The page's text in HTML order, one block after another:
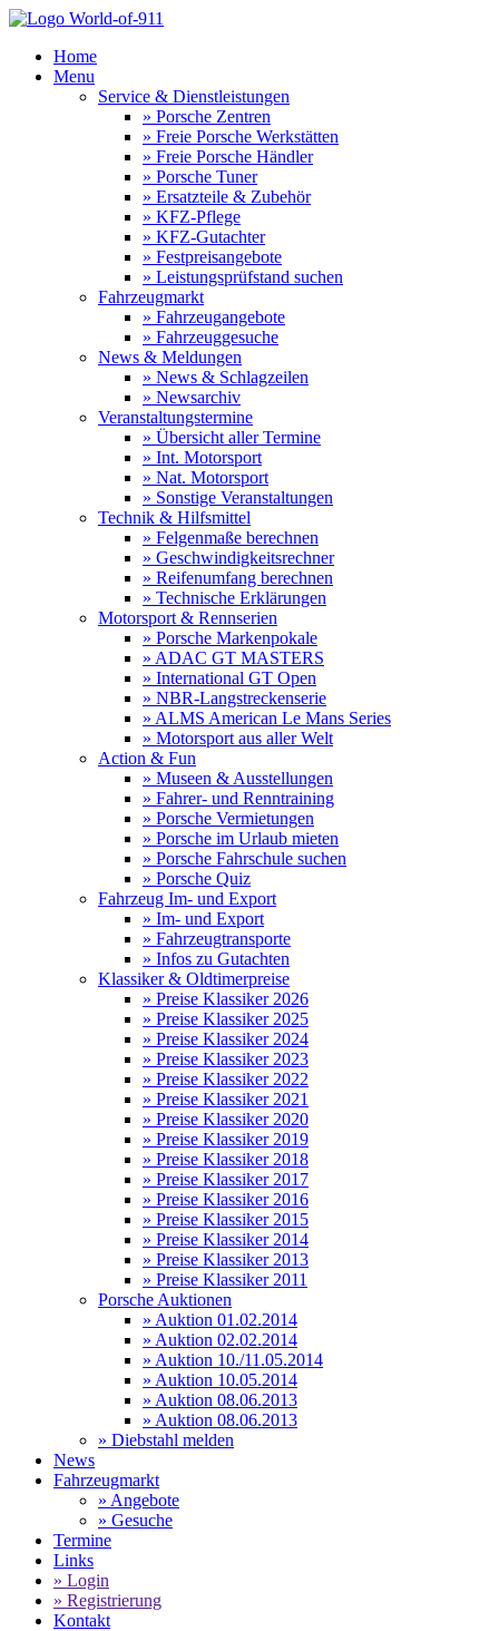
Home
Menu
Service & Dienstleistungen
» Porsche Zentren
» Freie Porsche Werkstätten
» Freie Porsche Händler
» Porsche Tuner
» Ersatzteile & Zubehör
» KFZ-Pflege
» KFZ-Gutachter
» Festpreisangebote
» Leistungsprüfstand suchen
Fahrzeugmarkt
» Fahrzeugangebote
» Fahrzeuggesuche
News & Meldungen
» News & Schlagzeilen
» Newsarchiv
Veranstaltungstermine
» Übersicht aller Termine
» Int. Motorsport
» Nat. Motorsport
» Sonstige Veranstaltungen
Technik & Hilfsmittel
» Felgenmaße berechnen
» Geschwindigkeitsrechner
» Reifenumfang berechnen
» Technische Erklärungen
Motorsport & Rennserien
» Porsche Markenpokale
» ADAC GT MASTERS
» International GT Open
» NBR-Langstreckenserie
» ALMS American Le Mans Series
» Motorsport aus aller Welt
Action & Fun
» Museen & Ausstellungen
» Fahrer- und Renntraining
» Porsche Vermietungen
» Porsche im Urlaub mieten
» Porsche Fahrschule suchen
» Porsche Quiz
Fahrzeug Im- und Export
» Im- und Export
» Fahrzeugtransporte
» Infos zu Gutachten
Klassiker & Oldtimerpreise
» Preise Klassiker 2026
» Preise Klassiker 2025
» Preise Klassiker 2024
» Preise Klassiker 2023
» Preise Klassiker 2022
» Preise Klassiker 2021
» Preise Klassiker 2020
» Preise Klassiker 2019
» Preise Klassiker 2018
» Preise Klassiker 2017
» Preise Klassiker 2016
» Preise Klassiker 2015
» Preise Klassiker 2014
» Preise Klassiker 2013
» Preise Klassiker 2011
Porsche Auktionen
» Auktion 01.02.2014
» Auktion 02.02.2014
» Auktion 10./11.05.2014
» Auktion 10.05.2014
» Auktion 08.06.2013
» Auktion 08.06.2013
» Diebstahl melden
News
Fahrzeugmarkt
» Angebote
» Gesuche
Termine
Links
» Login
» Registrierung
Kontakt